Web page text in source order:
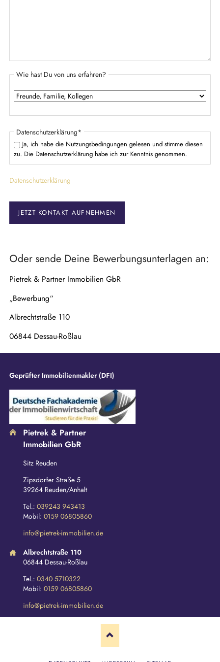
Wie hast Du von uns erfahren?
P
f
l
h
f
e
Datenschutzerklärung*
Ja, ich habe die Nutzungsbedingungen gelesen und stimme diesen
zu. Die Datenschutzerklärung habe ich zur Kenntnis genommen.
Datenschutzerklärung
JETZT KONTAKT AUFNEHMEN
Oder sende Deine Bewerbungsunterlagen an:
Pietrek & Partner Immobilien GbR
„Bewerbung“
Albrechtstraße 110
06844 Dessau-Roßlau
Geprüfter Immobilienmakler (DFI)
Pietrek & Partner
Immobilien GbR
Sitz Reuden
Zipsdorfer Straße 5
39264 Reuden/Anhalt
Tel.: 039243 943413
Mobil: 0159 06805860
info@pietrek-immobilien.de
Albrechtstraße 110
06844 Dessau-Roßlau
Tel.: 0340 5710322
Mobil: 0159 06805860
info@pietrek-immobilien.de